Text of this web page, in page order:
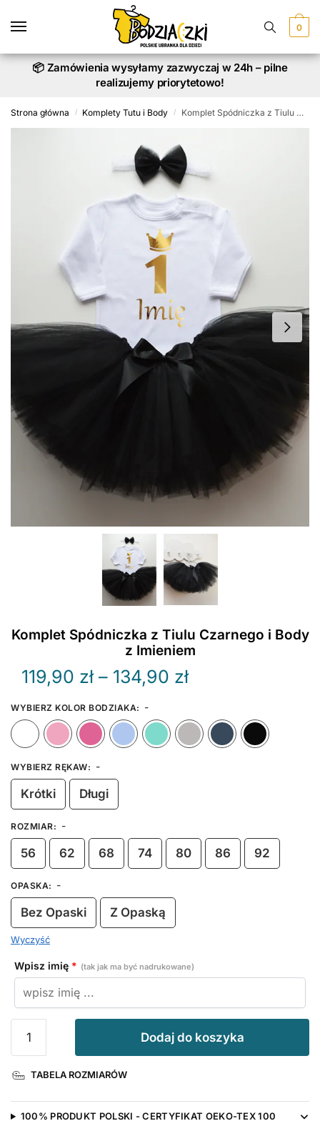
0
📦 Zamówienia wysyłamy zazwyczaj w 24h – pilne
realizujemy priorytetowo!
Strona główna / Komplety Tutu i Body / Komplet Spódniczka z Tiulu Czarnego i Body z Imieniem
Komplet Spódniczka z Tiulu Czarnego i Body
z Imieniem
119,90 zł – 134,90 złZakres
od
WYBIERZ KOLOR BODZIAKA: -
Biały
Różowy Ciemny Różowy
Błękitny MiętowySzary
WYBIERZ RĘKAW: -
Krótki Długi
ROZMIAR: -
56 62 68 74 80 86 92
OPASKA: -
Bez Opaski Z Opaską
Wyczyść
Wpisz imię * (tak jak ma być nadrukowane)
Komplet
Spódniczka
z
Czarnego
Dodaj do koszyka
TABELA ROZMIARÓW
100% PRODUKT POLSKI - CERTYFIKAT OEKO-TEX 100